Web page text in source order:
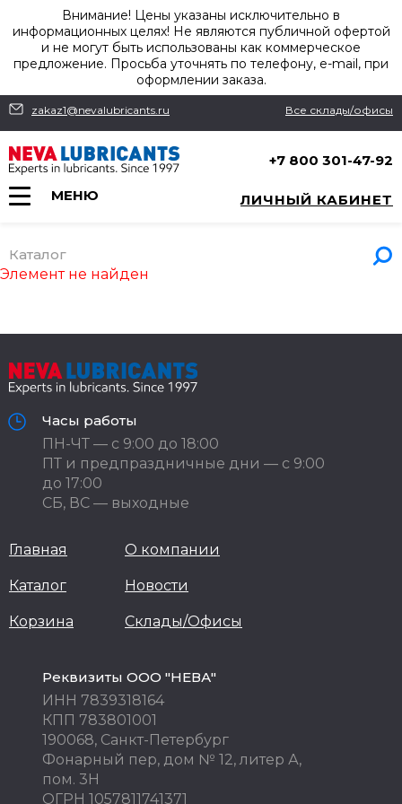
Внимание! Цены указаны исключительно в
информационных целях! Не являются публичной офертой
и не могут быть использованы как коммерческое
предложение. Просьба уточнять по телефону, e-mail, при
оформлении заказа.
zakaz1@nevalubricants.ru Все склады/офисы
+7 800 301-47-92
МЕНЮ ЛИЧНЫЙ КАБИНЕТ
Каталог
Элемент не найден
Часы работы
ПН-ЧТ — с 9:00 до 18:00
ПТ и предпраздничные дни — с 9:00
до 17:00
СБ, ВС — выходные
Главная
Каталог
Корзина
О компании
Новости
Склады/Офисы
Реквизиты ООО "НЕВА"
ИНН 7839318164
КПП 783801001
190068, Санкт-Петербург
Фонарный пер, дом № 12, литер А,
пом. 3Н
ОГРН 1057811741371